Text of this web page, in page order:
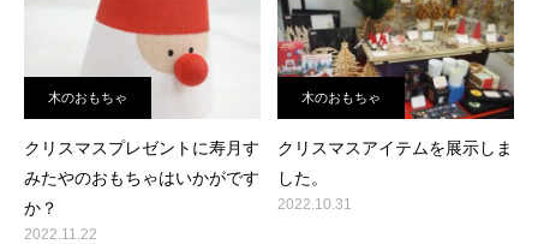
木のおもちゃ
クリスマスプレゼントに寿月す
みたやのおもちゃはいかがです
か？
2022.11.22
木のおもちゃ
クリスマスアイテムを展示しま
した。
2022.10.31